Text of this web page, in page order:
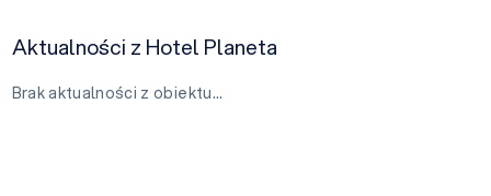
Aktualności z Hotel Planeta
Brak aktualności z obiektu…